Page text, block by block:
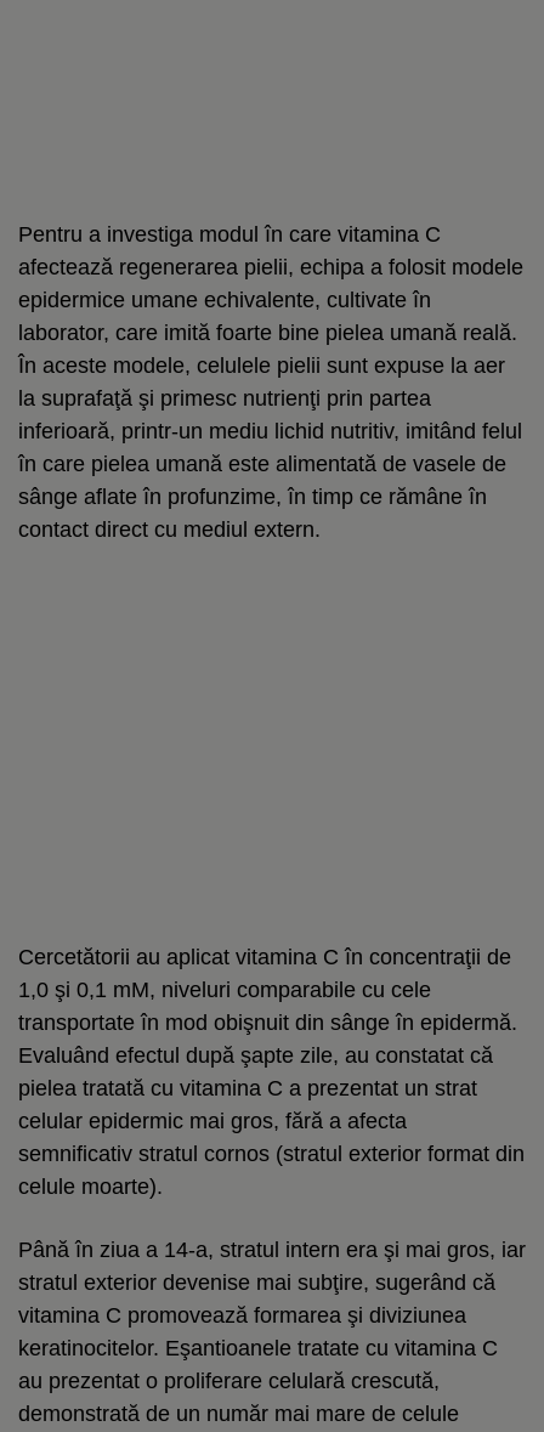
Pentru a investiga modul în care vitamina C
afectează regenerarea pielii, echipa a folosit modele
epidermice umane echivalente, cultivate în
laborator, care imită foarte bine pielea umană reală.
În aceste modele, celulele pielii sunt expuse la aer
la suprafaţă şi primesc nutrienţi prin partea
inferioară, printr-un mediu lichid nutritiv, imitând felul
în care pielea umană este alimentată de vasele de
sânge aflate în profunzime, în timp ce rămâne în
contact direct cu mediul extern.
Cercetătorii au aplicat vitamina C în concentraţii de
1,0 şi 0,1 mM, niveluri comparabile cu cele
transportate în mod obişnuit din sânge în epidermă.
Evaluând efectul după şapte zile, au constatat că
pielea tratată cu vitamina C a prezentat un strat
celular epidermic mai gros, fără a afecta
semnificativ stratul cornos (stratul exterior format din
celule moarte).
Până în ziua a 14-a, stratul intern era şi mai gros, iar
stratul exterior devenise mai subţire, sugerând că
vitamina C promovează formarea şi diviziunea
keratinocitelor. Eşantioanele tratate cu vitamina C
au prezentat o proliferare celulară crescută,
demonstrată de un număr mai mare de celule